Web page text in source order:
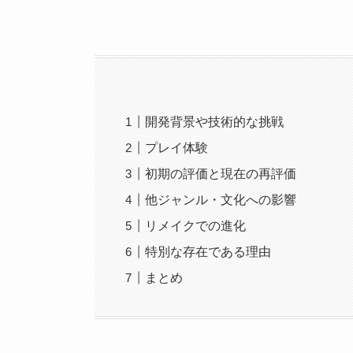
開発背景や技術的な挑戦
プレイ体験
初期の評価と現在の再評価
他ジャンル・文化への影響
リメイクでの進化
特別な存在である理由
まとめ